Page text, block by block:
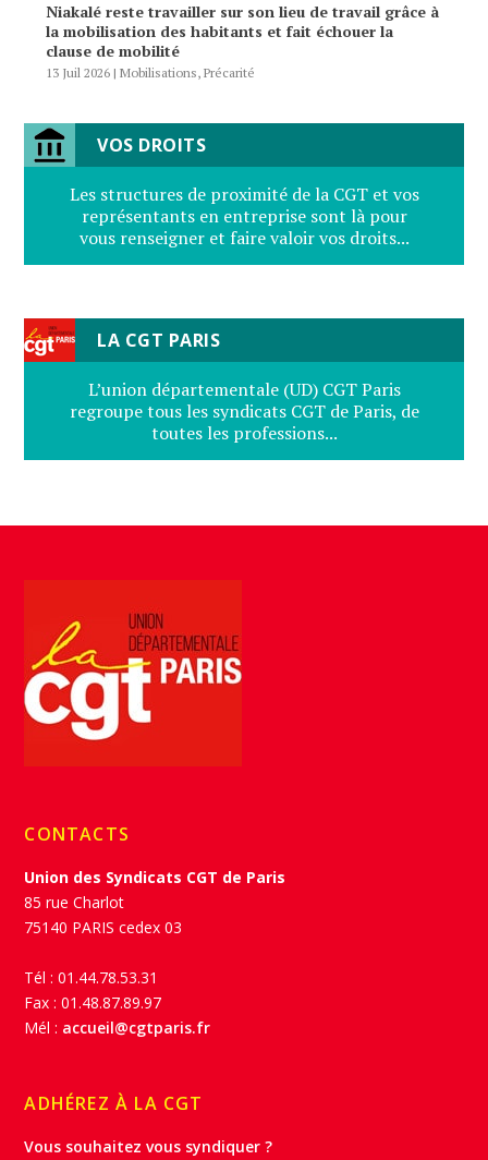
Niakalé reste travailler sur son lieu de travail grâce à
la mobilisation des habitants et fait échouer la
clause de mobilité
13 Juil 2026 |Mobilisations,Précarité
VOS DROITS
Les structures de proximité de la CGT et vos
représentants en entreprise sont là pour
vous renseigner et faire valoir vos droits...
LA CGT PARIS
L’union départementale (UD) CGT Paris
regroupe tous les syndicats CGT de Paris, de
toutes les professions...
CONTACTS
Union des Syndicats CGT de Paris
85 rue Charlot
75140 PARIS cedex 03
Tél : 01.44.78.53.31
Fax : 01.48.87.89.97
Mél : accueil@cgtparis.fr
ADHÉREZ À LA CGT
Vous souhaitez vous syndiquer ?